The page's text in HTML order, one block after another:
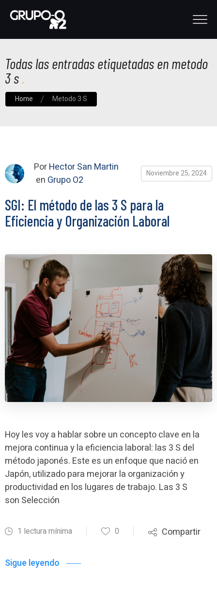
Todas las entradas etiquetadas en metodo
3 s
Home Metodo 3 S
PorHector San Martin
en Grupo O2
Noviembre 25, 2024
SGI: El método de las 3 S para la
Eficiencia y Organización Laboral
Hoy les voy a hablar sobre un concepto clave en la
mejora continua y la eficiencia laboral: las 3 S del
método japonés. Este es un enfoque que nació en
Japón, utilizado para mejorar la organización y
productividad en los lugares de trabajo. Las 3 S
son Selección
1 lectura mínima 0 Compartir
Sigue leyendo